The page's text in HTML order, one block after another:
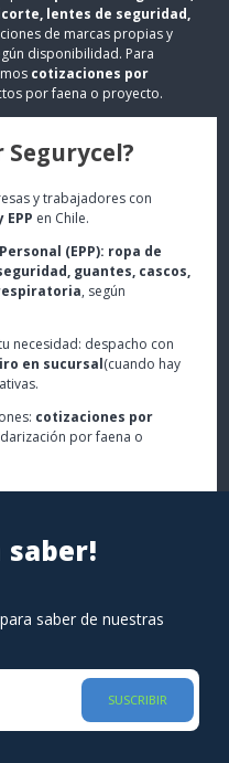
lentes de seguridad,
de marcas propias y
disponibilidad. Para
cotizaciones por
por faena o proyecto.
Segurycel?
y trabajadores con
en Chile.
(EPP): ropa de
guantes, cascos,
, según
necesidad: despacho con
en sucursal(cuando hay
cotizaciones por
por faena o
saber!
saber de nuestras
SUSCRIBIR